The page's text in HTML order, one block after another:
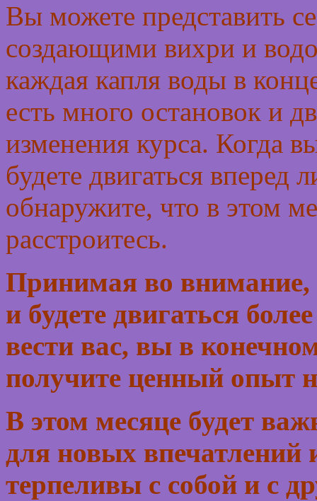
Вы можете представить
создающими вихри и
каждая капля воды в
есть много остановок и
изменения курса. Когда
будете двигаться
обнаружите, что в этом
расстроитесь.
Принимая во внимание,
и будете двигаться
вести вас, вы в
получите ценный опыт
В этом месяце будет
для новых
терпеливы с собой и с